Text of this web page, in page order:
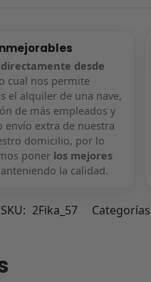
directamente desde
cual nos permite
el alquiler de una nave,
de más empleados y
envío extra de nuestra
domicilio, por lo
poner los mejores
la calidad.
SKU: 2Fika_57